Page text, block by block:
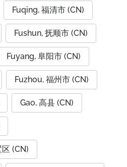
Fuqing, 福清市 (CN)
Fushun, 抚顺市 (CN)
Fuyang, 阜阳市 (CN)
Fuzhou, 福州市 (CN)
Gao, 高县 (CN)
(CN)